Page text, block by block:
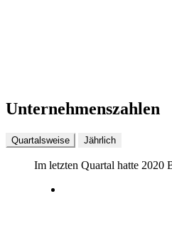
Unternehmenszahlen
Quartalsweise Jährlich
Im letzten Quartal hatte 2020